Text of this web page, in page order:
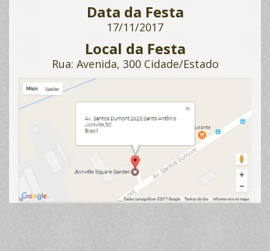
Data da Festa
17/11/2017
Local da Festa
Rua: Avenida, 300 Cidade/Estado